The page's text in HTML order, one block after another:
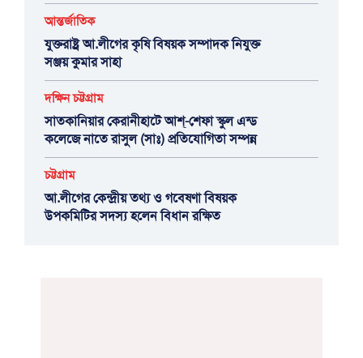
আন্তর্জাতিক
যুক্তরাষ্ট্র আ.লীগের কৃষি বিষয়ক সম্পাদক নিযুক্ত
সঞ্জয় কুমার সাহা
দক্ষিন চট্টগ্রাম
সাতকানিয়ার কেরানীহাটে আশ্-শেফা স্কুল এন্ড
কলেজে নাতে রাসুল (সাঃ) প্রতিযোগিতা সম্পন্ন
চট্টগ্রাম
আ.লীগের কেন্দ্রীয় তথ্য ও গবেষণা বিষয়ক
উপকমিটির সদস্য হলেন বিধান রক্ষিত